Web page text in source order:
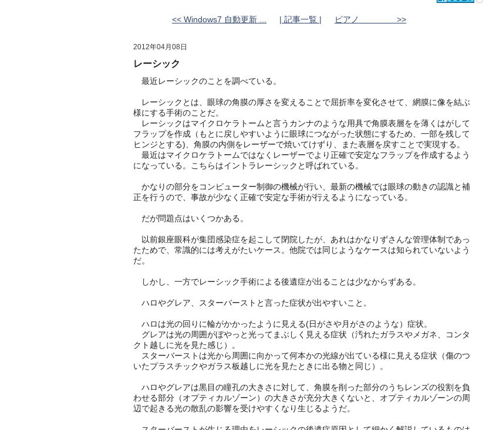
<< Windows7 自動更新 ... | 記事一覧 | ピアノ >>
2012年04月08日
レーシック
最近レーシックのことを調べている。
レーシックとは、眼球の角膜の厚さを変えることで屈折率を変化させて、網膜に像を結ぶ
様にする手術のことだ。
レーシックはマイクロケラトームと言うカンナのような用具で角膜表層をを薄くはがして
フラップを作成（もとに戻しやすいように眼球につながった状態にするため、一部を残して
ヒンジとする)、角膜の内側をレーザーで焼いてけずり、また表層を戻すことで実現する。
最近はマイクロケラトームではなくレーザーでより正確で安定なフラップを作成するよう
になっている。こちらはイントラレーシックと呼ばれている。
かなりの部分をコンピューター制御の機械が行い、最新の機械では眼球の動きの認識と補
正を行うので、事故が少なく正確で安定な手術が行えるようになっている。
だが問題点はいくつかある。
以前銀座眼科が集団感染症を起こして閉院したが、あれはかなりずさんな管理体制であっ
たためで、常識的には考えがたいケース。他院では同じようなケースは知られていないよう
だ。
しかし、一方でレーシック手術による後遺症が出ることは少なからずある。
ハロやグレア、スターバーストと言った症状が出やすいこと。
ハロは光の回りに輪がかかったように見える(日がさや月がさのような）症状。
グレアは光の周囲がぼやっと光ってまぶしく見える症状（汚れたガラスやメガネ、コンタ
クト越しに光を見た感じ）。
スターバーストは光から周囲に向かって何本かの光線が出ている様に見える症状（傷のつ
いたプラスチックやガラス板越しに光を見たときに出る物と同じ）。
ハロやグレアは黒目の瞳孔の大きさに対して、角膜を削った部分のうちレンズの役割を負
わせる部分（オプティカルゾーン）の大きさが充分大きくないと、オプティカルゾーンの周
辺で起きる光の散乱の影響を受けやすくなり生じるようだ。